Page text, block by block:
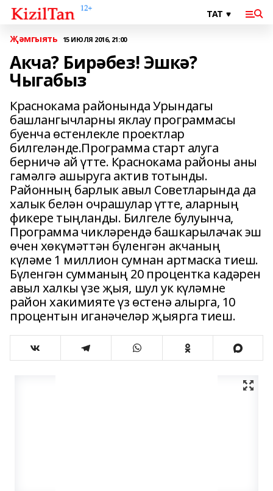
Җәмгыять 15 ИЮЛЯ 2016, 21:00
Акча? Бирәбез! Эшкә?
Чыгабыз
Краснокама районында Урындагы
башлангычларны яклау программасы
буенча өстенлекле проектлар
билгеләнде.Программа старт алуга
берничә ай үтте. Краснокама районы аны
гамәлгә ашыруга актив тотынды.
Районның барлык авыл Советларында да
халык белән очрашулар үтте, аларның
фикере тыңланды. Билгеле булуынча,
Программа чикләрендә башкарылачак эш
өчен хөкүмәттән бүленгән акчаның
күләме 1 миллион сумнан артмаска тиеш.
Бүленгән сумманың 20 процентка кадәрен
авыл халкы үзе җыя, шул ук күләмне
район хакимияте үз өстенә алырга, 10
процентын иганәчеләр җыярга тиеш.